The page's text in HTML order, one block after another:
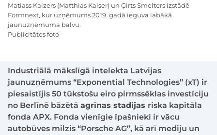
Industriālā mākslīgā intelekta Latvijas
jaunuzņēmums “Exponential Technologies” (xT) ir
piesaistījis 50 tūkstošu eiro pirmssēklas investīciju
no Berlīnē bāzētā agrīnas stadijas riska kapitāla
fonda APX. Fonda vienīgie īpašnieki ir vācu
autobūves milzis “Porsche AG”, kā arī mediju un
Matiass Kaizers (Matthias Kaiser) un Ģirts Smelters izstādē
Formnext, kur uzņēmums 2019. gadā ieguva labākā
jaunuzņēmuma balvu.
Publicitātes foto